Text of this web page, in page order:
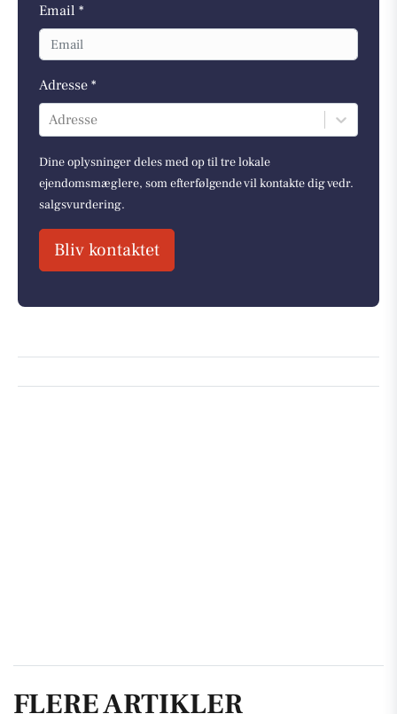
Email *
Adresse *
Adresse
Dine oplysninger deles med op til tre lokale
ejendomsmæglere, som efterfølgende vil kontakte dig vedr.
salgsvurdering.
Bliv kontaktet
FLERE ARTIKLER